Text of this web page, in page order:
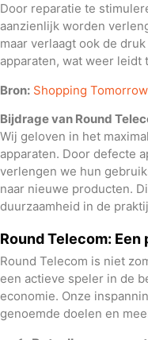
Door reparatie te
aanzienlijk worden
maar verlaagt ook de
apparaten, wat weer
Bron: Shopping Tomorrow
Bijdrage van Round
Wij geloven in het
apparaten. Door defecte
verlengen we hun
naar nieuwe producten.
duurzaamheid in de
Round Telecom:
Round Telecom is niet
een actieve speler in de
economie. Onze
genoemde doelen en